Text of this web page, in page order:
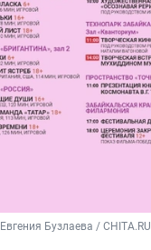
Евгения Бузлаева / CHITA.RU